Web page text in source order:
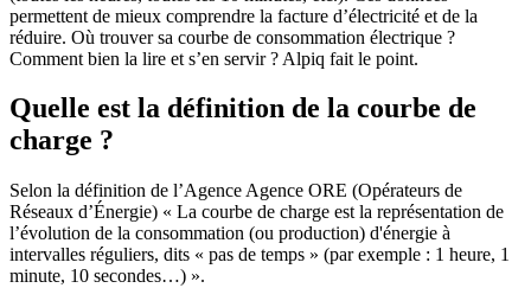
permettent de mieux comprendre la facture d’électricité et de la
réduire. Où trouver sa courbe de consommation électrique ?
Comment bien la lire et s’en servir ? Alpiq fait le point.
Quelle est la définition de la courbe de
charge ?
Selon la définition de l’Agence Agence ORE (Opérateurs de
Réseaux d’Énergie) « La courbe de charge est la représentation de
l’évolution de la consommation (ou production) d'énergie à
intervalles réguliers, dits « pas de temps » (par exemple : 1 heure, 1
minute, 10 secondes…) ».